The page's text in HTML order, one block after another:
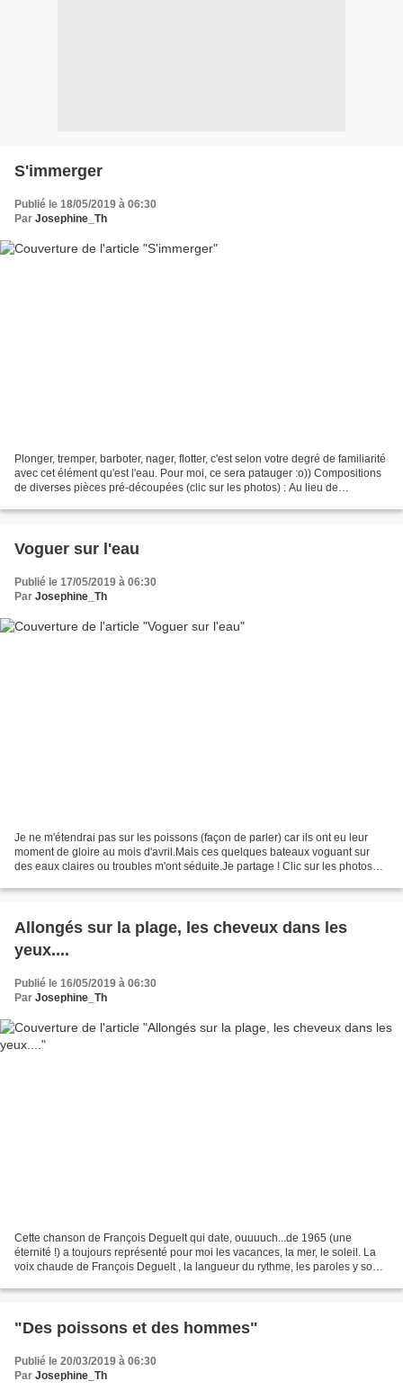
S'immerger
Publié le 18/05/2019 à 06:30
Par Josephine_Th
Plonger, tremper, barboter, nager, flotter, c'est selon votre degré de familiarité
avec cet élément qu'est l'eau. Pour moi, ce sera patauger :o)) Compositions
de diverses pièces pré-découpées (clic sur les photos) : Au lieu de
Voguer sur l'eau
Publié le 17/05/2019 à 06:30
Par Josephine_Th
Je ne m'étendrai pas sur les poissons (façon de parler) car ils ont eu leur
moment de gloire au mois d'avril.Mais ces quelques bateaux voguant sur
des eaux claires ou troubles m'ont séduite.Je partage ! Clic sur les photos
Allongés sur la plage, les cheveux dans les
yeux....
Publié le 16/05/2019 à 06:30
Par Josephine_Th
Cette chanson de François Deguelt qui date, ouuuuch...de 1965 (une
éternité !) a toujours représenté pour moi les vacances, la mer, le soleil. La
voix chaude de François Deguelt , la langueur du rythme, les paroles y sont
"Des poissons et des hommes"
Publié le 20/03/2019 à 06:30
Par Josephine_Th